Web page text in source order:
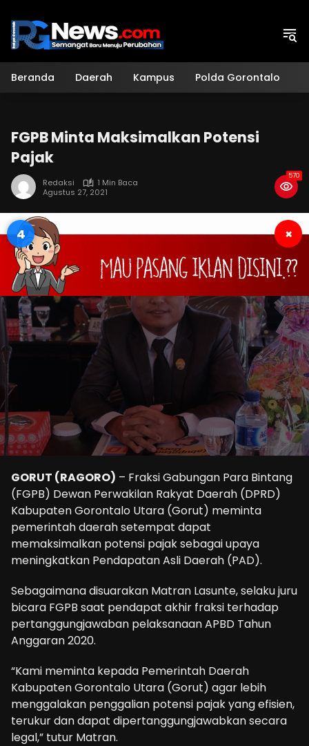
konten
Beranda Daerah Kampus Polda Gorontalo
FGPB Minta Maksimalkan Potensi
Pajak
Redaksi
1 Min Baca
Agustus 27, 2021
570
3 ×
GORUT (RAGORO) – Fraksi Gabungan Para Bintang
(FGPB) Dewan Perwakilan Rakyat Daerah (DPRD)
Kabupaten Gorontalo Utara (Gorut) meminta
pemerintah daerah setempat dapat
memaksimalkan potensi pajak sebagai upaya
meningkatkan Pendapatan Asli Daerah (PAD).
Sebagaimana disuarakan Matran Lasunte, selaku juru
bicara FGPB saat pendapat akhir fraksi terhadap
pertanggungjawaban pelaksanaan APBD Tahun
Anggaran 2020.
“Kami meminta kepada Pemerintah Daerah
Kabupaten Gorontalo Utara (Gorut) agar lebih
menggalakan penggalian potensi pajak yang efisien,
terukur dan dapat dipertanggungjawabkan secara
legal,” tutur Matran.